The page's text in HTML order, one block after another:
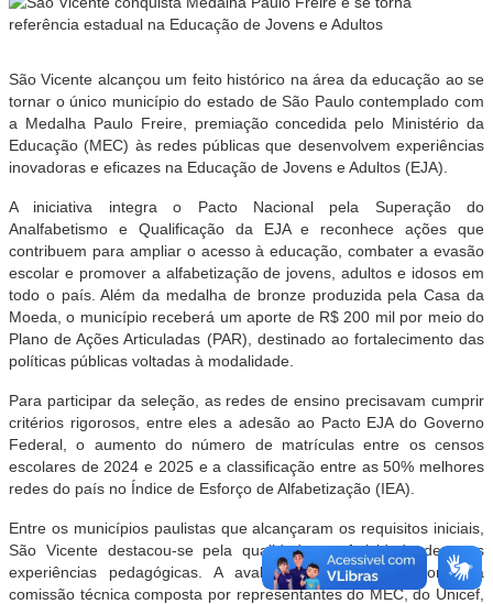
São Vicente alcançou um feito histórico na área da educação ao se
tornar o único município do estado de São Paulo contemplado com
a Medalha Paulo Freire, premiação concedida pelo Ministério da
Educação (MEC) às redes públicas que desenvolvem experiências
inovadoras e eficazes na Educação de Jovens e Adultos (EJA).
A iniciativa integra o Pacto Nacional pela Superação do
Analfabetismo e Qualificação da EJA e reconhece ações que
contribuem para ampliar o acesso à educação, combater a evasão
escolar e promover a alfabetização de jovens, adultos e idosos em
todo o país. Além da medalha de bronze produzida pela Casa da
Moeda, o município receberá um aporte de R$ 200 mil por meio do
Plano de Ações Articuladas (PAR), destinado ao fortalecimento das
políticas públicas voltadas à modalidade.
Para participar da seleção, as redes de ensino precisavam cumprir
critérios rigorosos, entre eles a adesão ao Pacto EJA do Governo
Federal, o aumento do número de matrículas entre os censos
escolares de 2024 e 2025 e a classificação entre as 50% melhores
redes do país no Índice de Esforço de Alfabetização (IEA).
Entre os municípios paulistas que alcançaram os requisitos iniciais,
São Vicente destacou-se pela qualidade e efetividade de suas
experiências pedagógicas. A avaliação foi realizada por uma
comissão técnica composta por representantes do MEC, do Unicef,